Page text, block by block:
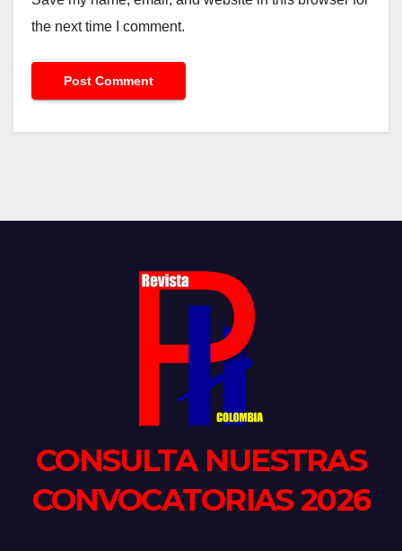
the next time I comment.
CONSULTA NUESTRAS
CONVOCATORIAS 2026